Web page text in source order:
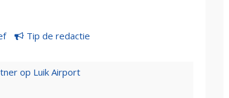
Tip de redactie
op Luik Airport